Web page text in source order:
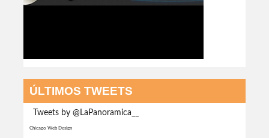
ÚLTIMOS TWEETS
Tweets by @LaPanoramica__
Chicago Web Design